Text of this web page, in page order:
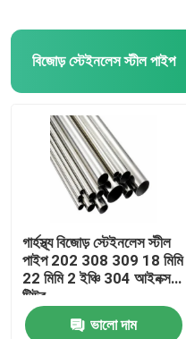
বিজোড় স্টেইনলেস স্টীল পাইপ
গার্হস্থ্য বিজোড় স্টেইনলেস স্টীল
পাইপ 202 308 309 18 মিমি
22 মিমি 2 ইঞ্চি 304 আইনক্স
টিউব
ভালো দাম